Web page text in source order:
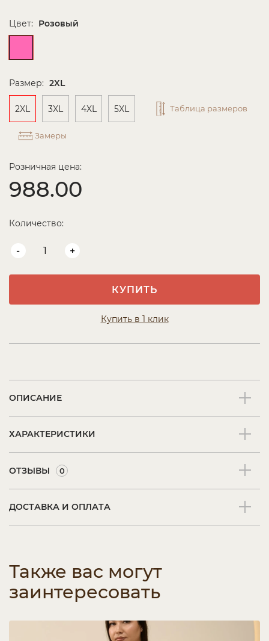
Цвет: Розовый
Размер: 2XL
2XL 3XL 4XL 5XL Таблица размеров
Замеры
Розничная цена:
988.00
Количество:
- +
КУПИТЬ
Купить в 1 клик
ОПИСАНИЕ
ХАРАКТЕРИСТИКИ
ОТЗЫВЫ 0
ДОСТАВКА И ОПЛАТА
Также вас могут
заинтересовать